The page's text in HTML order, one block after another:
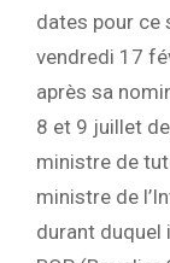
dates pour ce
vendredi 17
après sa
8 et 9 juillet
ministre de
ministre de
durant duquel